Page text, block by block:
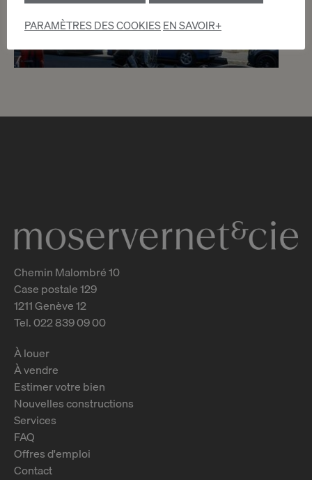
Chemin Malombré 10
Case postale 129
1211 Genève 12
Tel. 022 839 09 00
À louer
À vendre
Estimer votre bien
Nouvelles constructions
Services
FAQ
Offres d'emploi
Contact
PARAMÈTRES DES COOKIESEN SAVOIR+